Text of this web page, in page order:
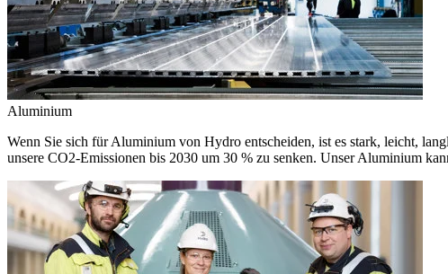
Aluminium
Wenn Sie sich für Aluminium von Hydro entscheiden, ist es stark, leicht,
unsere CO2-Emissionen bis 2030 um 30 % zu senken. Unser Aluminium